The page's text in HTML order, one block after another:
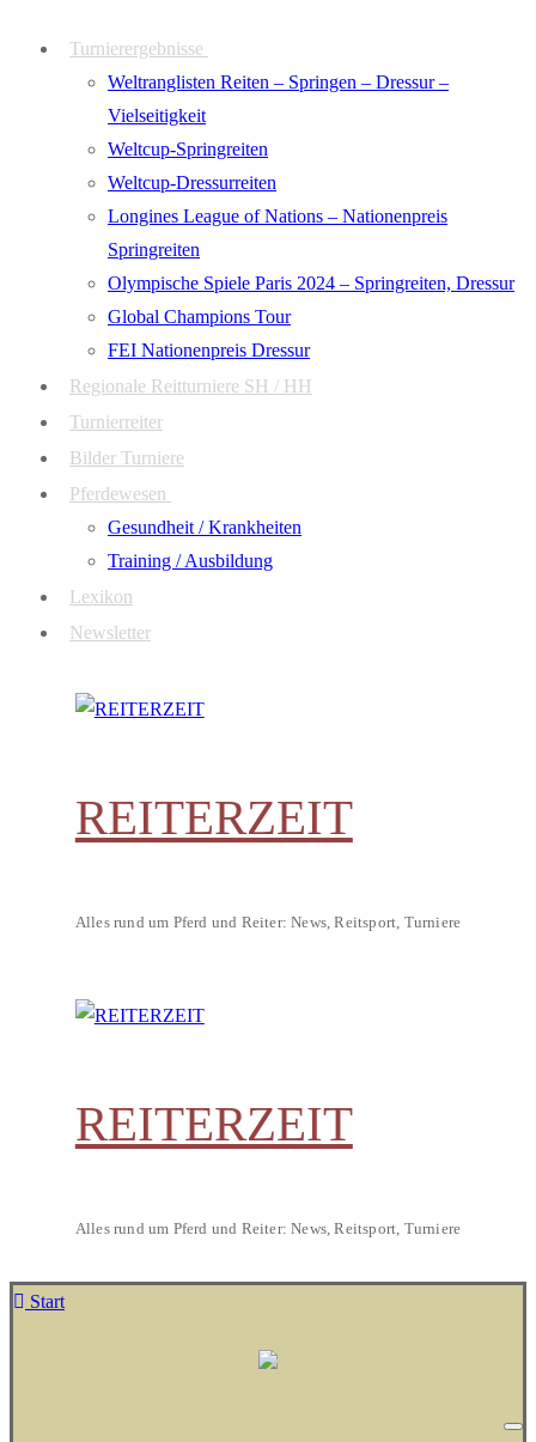
Turnierergebnisse
Weltranglisten Reiten – Springen – Dressur –
Vielseitigkeit
Weltcup-Springreiten
Weltcup-Dressurreiten
Longines League of Nations – Nationenpreis
Springreiten
Olympische Spiele Paris 2024 – Springreiten, Dressur
Global Champions Tour
FEI Nationenpreis Dressur
Regionale Reitturniere SH / HH
Turnierreiter
Bilder Turniere
Pferdewesen
Gesundheit / Krankheiten
Training / Ausbildung
Lexikon
Newsletter
REITERZEIT
Alles rund um Pferd und Reiter: News, Reitsport, Turniere
REITERZEIT
Alles rund um Pferd und Reiter: News, Reitsport, Turniere
Start